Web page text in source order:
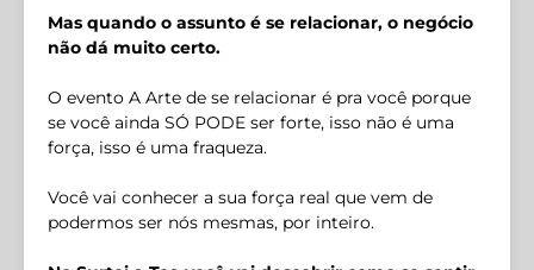
Mas quando o assunto é se relacionar, o negócio
não dá muito certo.
O evento A Arte de se relacionar é pra você porque
se você ainda SÓ PODE ser forte, isso não é uma
força, isso é uma fraqueza.
Você vai conhecer a sua força real que vem de
podermos ser nós mesmas, por inteiro.